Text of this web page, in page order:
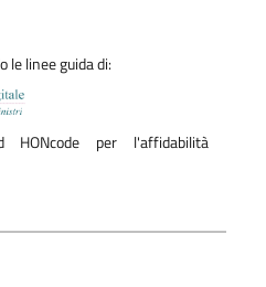
le linee guida di:
HONcode per l'affidabilità